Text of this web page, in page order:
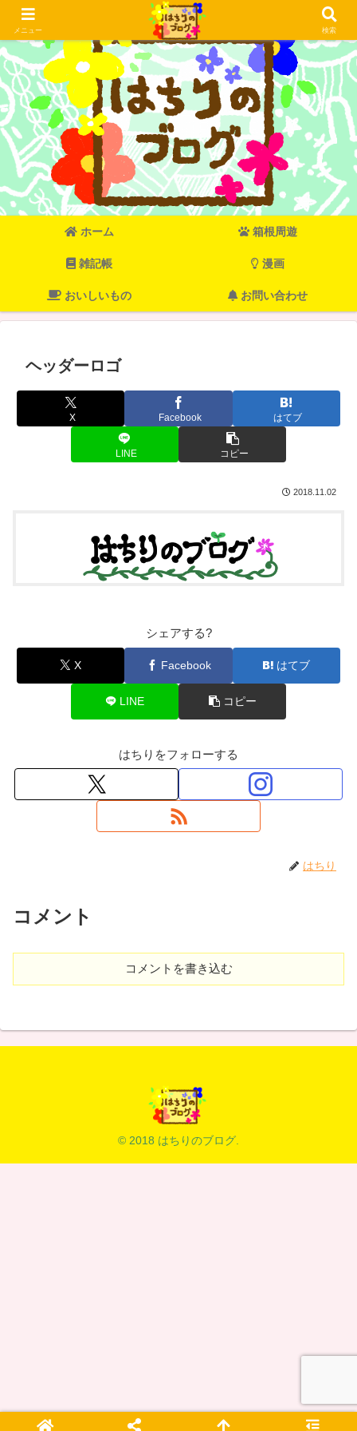
ホーム 箱根周遊
雑記帳 漫画
おいしいもの お問い合わせ
ヘッダーロゴ
X Facebook はてブ
LINE コピー
2018.11.02
シェアする?
X Facebook はてブ
LINE コピー
はちりをフォローする
はちり
コメント
コメントを書き込む
© 2018 はちりのブログ.
メニュー 検索